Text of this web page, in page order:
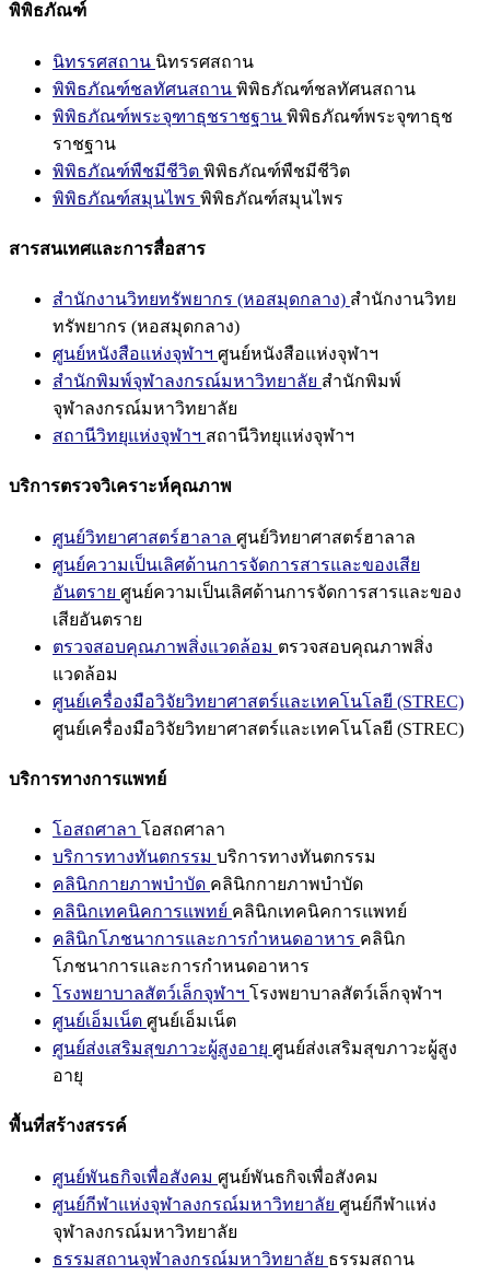
พิพิธภัณฑ์
นิทรรศสถาน นิทรรศสถาน
พิพิธภัณฑ์ชลทัศนสถาน พิพิธภัณฑ์ชลทัศนสถาน
พิพิธภัณฑ์พระจุฑาธุชราชฐาน พิพิธภัณฑ์พระจุฑาธุช
ราชฐาน
พิพิธภัณฑ์พืชมีชีวิต พิพิธภัณฑ์พืชมีชีวิต
พิพิธภัณฑ์สมุนไพร พิพิธภัณฑ์สมุนไพร
สารสนเทศและการสื่อสาร
สำนักงานวิทยทรัพยากร (หอสมุดกลาง) สำนักงานวิทย
ทรัพยากร (หอสมุดกลาง)
ศูนย์หนังสือแห่งจุฬาฯ ศูนย์หนังสือแห่งจุฬาฯ
สำนักพิมพ์จุฬาลงกรณ์มหาวิทยาลัย สำนักพิมพ์
จุฬาลงกรณ์มหาวิทยาลัย
สถานีวิทยุแห่งจุฬาฯ สถานีวิทยุแห่งจุฬาฯ
บริการตรวจวิเคราะห์คุณภาพ
ศูนย์วิทยาศาสตร์ฮาลาล ศูนย์วิทยาศาสตร์ฮาลาล
ศูนย์ความเป็นเลิศด้านการจัดการสารและของเสีย
อันตราย ศูนย์ความเป็นเลิศด้านการจัดการสารและของ
เสียอันตราย
ตรวจสอบคุณภาพสิ่งแวดล้อม ตรวจสอบคุณภาพสิ่ง
แวดล้อม
ศูนย์เครื่องมือวิจัยวิทยาศาสตร์และเทคโนโลยี (STREC)
ศูนย์เครื่องมือวิจัยวิทยาศาสตร์และเทคโนโลยี (STREC)
บริการทางการแพทย์
โอสถศาลา โอสถศาลา
บริการทางทันตกรรม บริการทางทันตกรรม
คลินิกกายภาพบำบัด คลินิกกายภาพบำบัด
คลินิกเทคนิคการแพทย์ คลินิกเทคนิคการแพทย์
คลินิกโภชนาการและการกำหนดอาหาร คลินิก
โภชนาการและการกำหนดอาหาร
โรงพยาบาลสัตว์เล็กจุฬาฯ โรงพยาบาลสัตว์เล็กจุฬาฯ
ศูนย์เอ็มเน็ต ศูนย์เอ็มเน็ต
ศูนย์ส่งเสริมสุขภาวะผู้สูงอายุ ศูนย์ส่งเสริมสุขภาวะผู้สูง
อายุ
พื้นที่สร้างสรรค์
ศูนย์พันธกิจเพื่อสังคม ศูนย์พันธกิจเพื่อสังคม
ศูนย์กีฬาแห่งจุฬาลงกรณ์มหาวิทยาลัย ศูนย์กีฬาแห่ง
จุฬาลงกรณ์มหาวิทยาลัย
ธรรมสถานจุฬาลงกรณ์มหาวิทยาลัย ธรรมสถาน